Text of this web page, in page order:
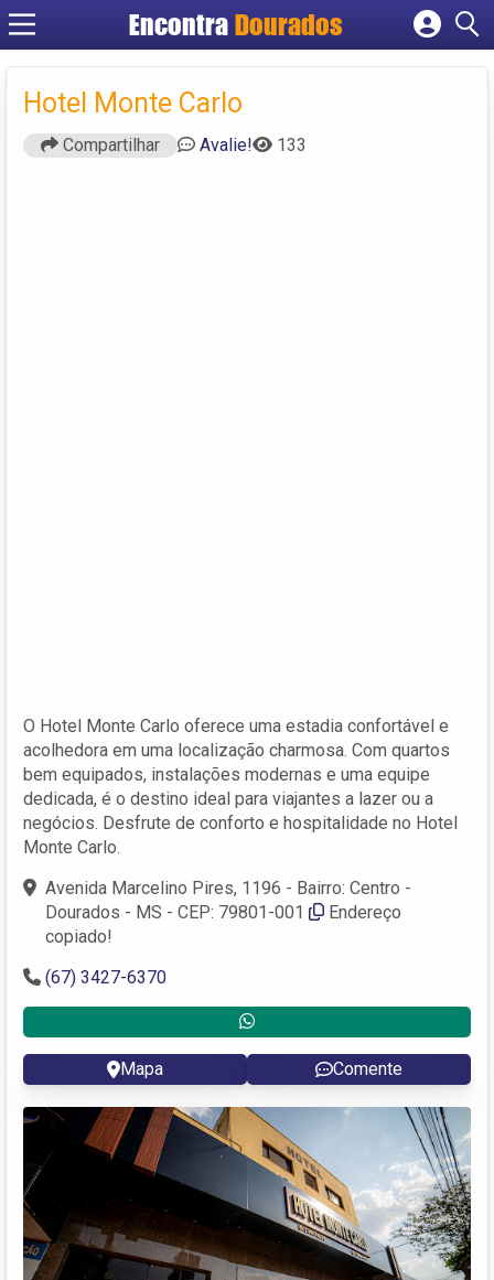
EncontraDourados
Cadastrar empresa
Criar conta
Hotel Monte Carlo
Compartilhar Avalie! 133
O Hotel Monte Carlo oferece uma estadia confortável e
acolhedora em uma localização charmosa. Com quartos
bem equipados, instalações modernas e uma equipe
dedicada, é o destino ideal para viajantes a lazer ou a
negócios. Desfrute de conforto e hospitalidade no Hotel
Monte Carlo.
Avenida Marcelino Pires, 1196 - Bairro: Centro -
Dourados - MS - CEP: 79801-001
Endereço
copiado!
(67) 3427-6370
Mapa Comente